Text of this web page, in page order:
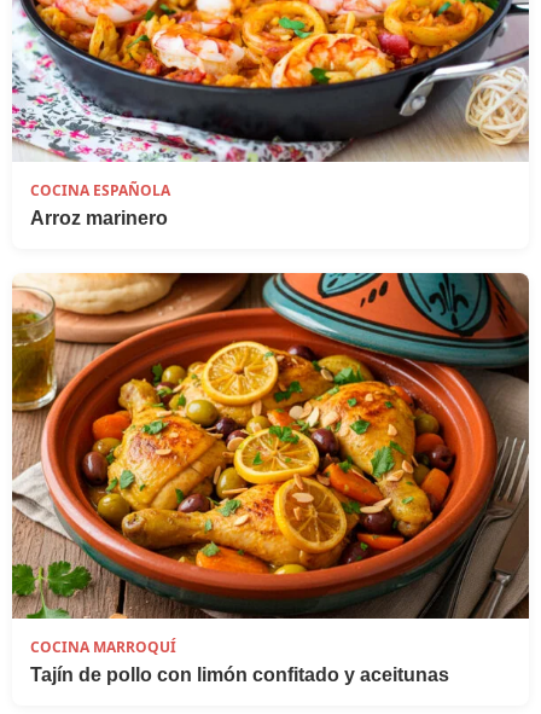
COCINA ESPAÑOLA
Arroz marinero
COCINA MARROQUÍ
Tajín de pollo con limón confitado y aceitunas